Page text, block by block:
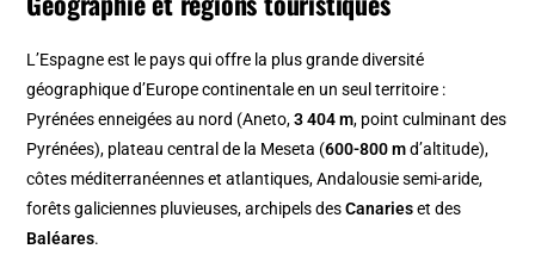
L’Espagne est le pays qui offre la plus grande diversité
géographique d’Europe continentale en un seul territoire :
Pyrénées enneigées au nord (Aneto,3 404 m, point culminant des
Pyrénées), plateau central de la Meseta (600-800 md’altitude),
côtes méditerranéennes et atlantiques, Andalousie semi-aride,
forêts galiciennes pluvieuses, archipels desCanarieset des
Baléares.